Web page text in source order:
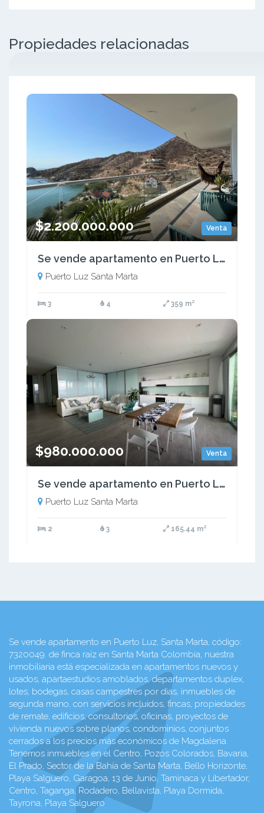
Propiedades relacionadas
Venta
$2.200.000.000
Se vende apartamento en Puerto Luz, Santa Marta
Puerto Luz Santa Marta
3 4 359 m²
Venta
$980.000.000
Se vende apartamento en Puerto Luz, Santa Marta
Puerto Luz Santa Marta
2 3 165.44 m²
Se vende apartamento en Puerto Luz, Santa Marta, código:
7320049. de finca raíz en Santa Marta Colombia, nuestra
inmobiliaria está especializada en apartamentos nuevos y
usados, apartaestudios amoblados, departamentos duplex,
lotes, bodegas, casas campestres por dias, inmuebles de
segunda mano, con servicios incluidos, fincas, propiedades
de remate, edificios, consultorios, oficinas, proyectos de
vivienda nuevos sobre planos, condominios, conjuntos
cerrados a los precios más económicos de Magdalena.
Tenemos inmuebles en el Centro, Pozos Colorados, Bavaria,
El Prado, Sector de la Bahía de Santa Marta, Bello Horizonte,
Playa Salguero, Garagoa, 13 de Junio, Taminaca y Libertador,
Centro, Taganga, Rodadero, Bellavista, Playa Dormida,
Tayrona, Playa Salguero